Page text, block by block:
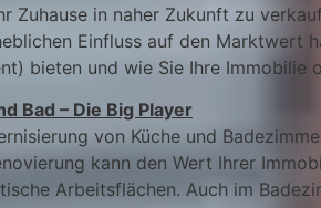
Zuhause in naher Zukunft zu
Einfluss auf den Marktwert
bieten und wie Sie Ihre Immobilie
Bad – Die Big Player
von Küche und
kann den Wert Ihrer
Arbeitsflächen. Auch im